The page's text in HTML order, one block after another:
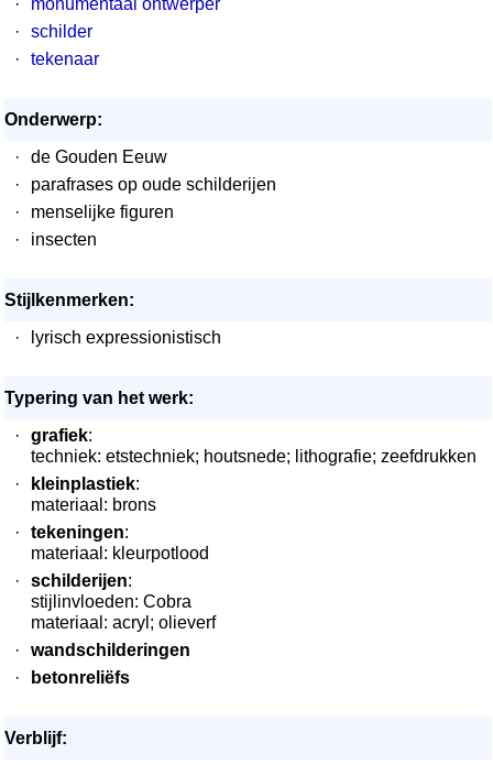
·
monumentaal ontwerper
·
schilder
·
tekenaar
Onderwerp:
·
de Gouden Eeuw
·
parafrases op oude schilderijen
·
menselijke figuren
·
insecten
Stijlkenmerken:
·
lyrisch expressionistisch
Typering van het werk:
·
grafiek:
techniek: etstechniek; houtsnede; lithografie; zeefdrukken
·
kleinplastiek:
materiaal: brons
·
tekeningen:
materiaal: kleurpotlood
·
schilderijen:
stijlinvloeden: Cobra
materiaal: acryl; olieverf
·
wandschilderingen
·
betonreliëfs
Verblijf: